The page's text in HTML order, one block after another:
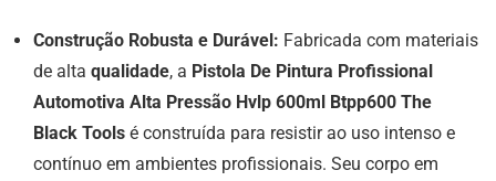
Construção Robusta e Durável: Fabricada com materiais
de alta qualidade, a Pistola De Pintura Profissional
Automotiva Alta Pressão Hvlp 600ml Btpp600 The
Black Tools é construída para resistir ao uso intenso e
contínuo em ambientes profissionais. Seu corpo em